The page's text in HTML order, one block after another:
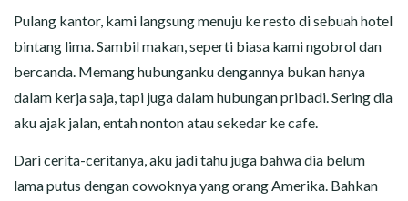
Pulang kantor, kami langsung menuju ke resto di sebuah hotel
bintang lima. Sambil makan, seperti biasa kami ngobrol dan
bercanda. Memang hubunganku dengannya bukan hanya
dalam kerja saja, tapi juga dalam hubungan pribadi. Sering dia
aku ajak jalan, entah nonton atau sekedar ke cafe.
Dari cerita-ceritanya, aku jadi tahu juga bahwa dia belum
lama putus dengan cowoknya yang orang Amerika. Bahkan